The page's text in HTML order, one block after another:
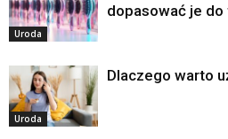
Uroda
dopasować je do
Uroda
Dlaczego warto